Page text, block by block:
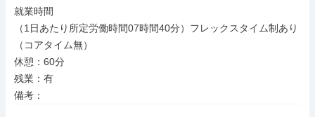
就業時間
（1日あたり所定労働時間07時間40分）フレックスタイム制あり
（コアタイム無）
休憩：60分
残業：有
備考：